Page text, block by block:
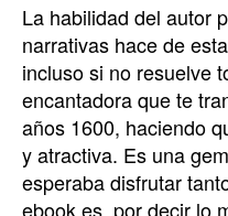
La habilidad del autor
narrativas hace de
incluso si no resuelve
encantadora que te
años 1600, haciendo
y atractiva. Es una
esperaba disfrutar
ebook es, por decir lo